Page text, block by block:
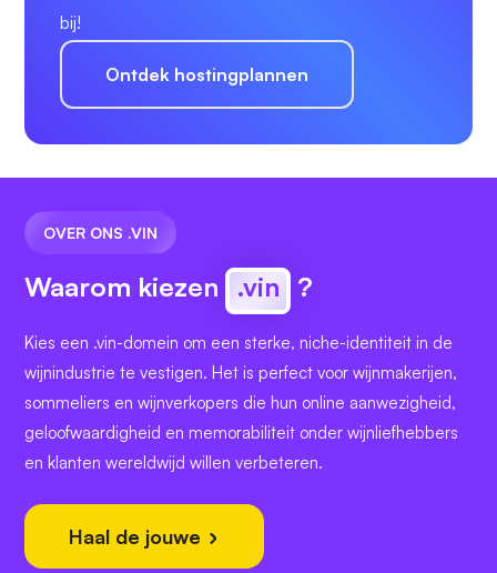
bij!
Ontdek hostingplannen
OVER ONS .VIN
Waarom kiezen .vin ?
Kies een .vin-domein om een sterke, niche-identiteit in de
wijnindustrie te vestigen. Het is perfect voor wijnmakerijen,
sommeliers en wijnverkopers die hun online aanwezigheid,
geloofwaardigheid en memorabiliteit onder wijnliefhebbers
en klanten wereldwijd willen verbeteren.
Haal de jouwe